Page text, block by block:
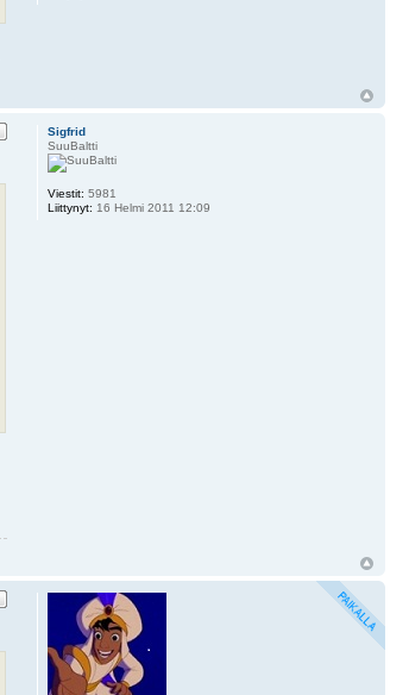
Sigfrid
SuuBaltti
Viestit: 5981
Liittynyt: 16 Helmi 2011 12:09